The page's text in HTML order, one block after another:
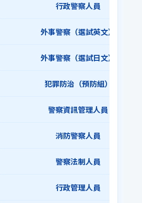
行政警察人員
外事警察（選試英文）
外事警察（選試日文）
犯罪防治（預防組）
警察資訊管理人員
消防警察人員
警察法制人員
行政管理人員